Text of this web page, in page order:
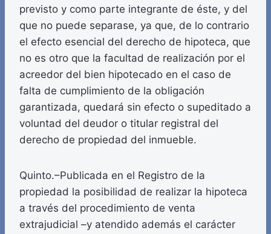
previsto y como parte integrante de éste, y del
que no puede separase, ya que, de lo contrario
el efecto esencial del derecho de hipoteca, que
no es otro que la facultad de realización por el
acreedor del bien hipotecado en el caso de
falta de cumplimiento de la obligación
garantizada, quedará sin efecto o supeditado a
voluntad del deudor o titular registral del
derecho de propiedad del inmueble.
Quinto.–Publicada en el Registro de la
propiedad la posibilidad de realizar la hipoteca
a través del procedimiento de venta
extrajudicial –y atendido además el carácter